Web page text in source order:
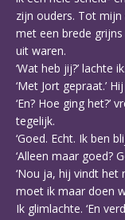
zijn ouders. Tot
met een brede
uit waren.
‘Wat heb jij?’ lachte ik.
‘Met Jort gepraat.’
‘En? Hoe ging het?’
tegelijk.
‘Goed. Echt. Ik ben
‘Alleen maar goed?
‘Nou ja, hij vindt het
moet ik maar doen
Ik glimlachte. ‘En